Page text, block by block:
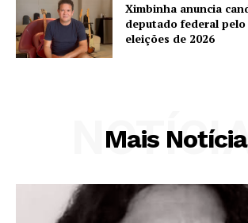
Ximbinha anuncia
deputado federal pelo
eleições de 2026
Mais